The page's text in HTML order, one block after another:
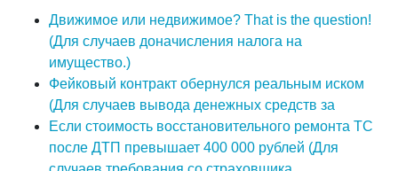
Движимое или недвижимое? That is the question!
(Для случаев доначисления налога на
имущество.)
Фейковый контракт обернулся реальным иском
(Для случаев вывода денежных средств за
Если стоимость восстановительного ремонта ТС
после ДТП превышает 400 000 рублей (Для